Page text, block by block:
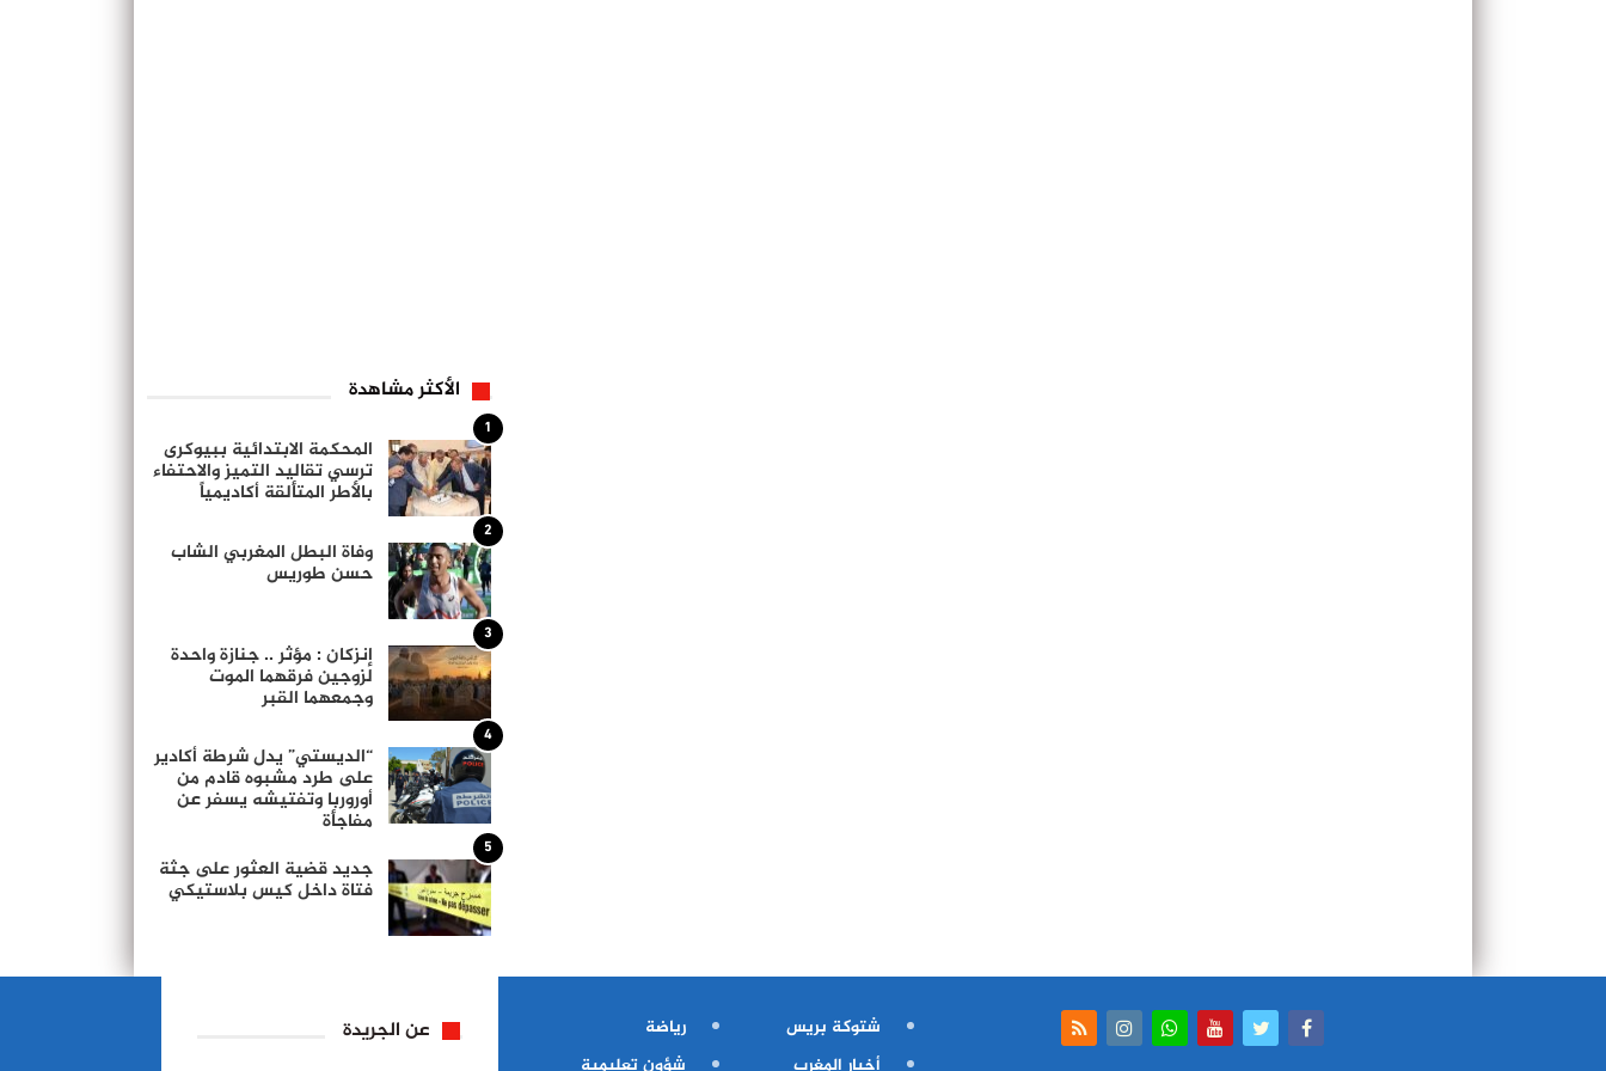
الأكثر مشاهدة
1
المحكمة الابتدائية ببيوكرى
ترسي تقاليد التميز والاحتفاء
بالأطر المتألقة أكاديمياً
2
وفاة البطل المغربي الشاب
حسن طوريس
3
إنزكان : مؤثر .. جنازة واحدة
لزوجين فرقهما الموت
وجمعهما القبر
4
“الديستي” يدل شرطة أكادير
على طرد مشبوه قادم من
أوروربا وتفتيشه يسفر عن
مفاجأة
5
جديد قضية العثور على جثة
فتاة داخل كيس بلاستيكي
شتوكة بريس
أخبار المغرب
رياضة
شؤون تعليمية
عن الجريدة